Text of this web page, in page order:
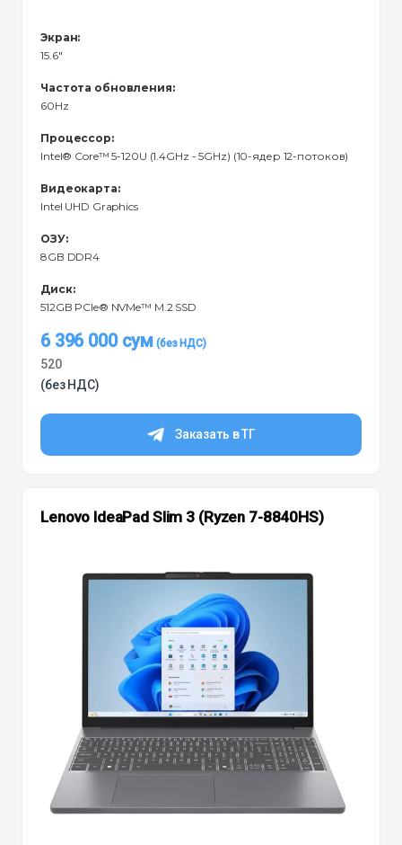
Экран:
15.6"
Частота обновления:
60Hz
Процессор:
Intel® Core™ 5-120U (1.4GHz - 5GHz) (10-ядер 12-потоков)
Видеокарта:
Intel UHD Graphics
ОЗУ:
8GB DDR4
Диск:
512GB PCIe® NVMe™ M.2 SSD
6 396 000 сум
520
(без НДС)
Заказать в ТГ
Lenovo IdeaPad Slim 3 (Ryzen 7-8840HS)